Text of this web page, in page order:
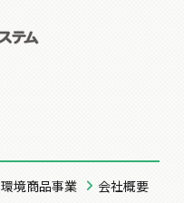
環境商品事業 会社概要